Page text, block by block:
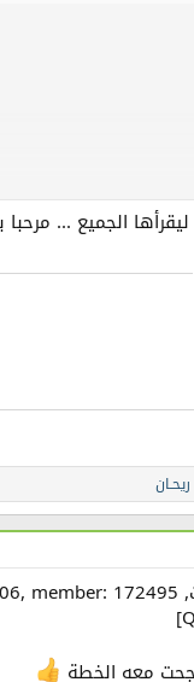
الجميع ...
ريحـان
معه الخطة